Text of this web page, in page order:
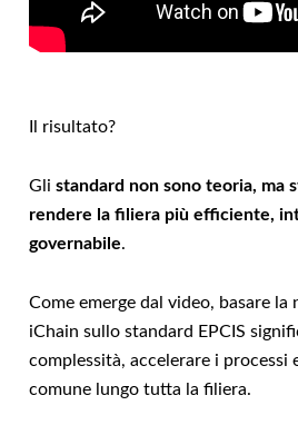
Il risultato?
Gli standard non sono teoria, ma
rendere la filiera più efficiente,
governabile.
Come emerge dal video, basare
iChain sullo standard EPCIS
complessità, accelerare i processi
comune lungo tutta la filiera.